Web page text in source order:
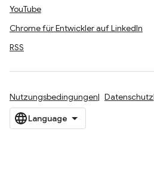
YouTube
Chrome für Entwickler auf LinkedIn
RSS
Nutzungsbedingungen Datenschutz